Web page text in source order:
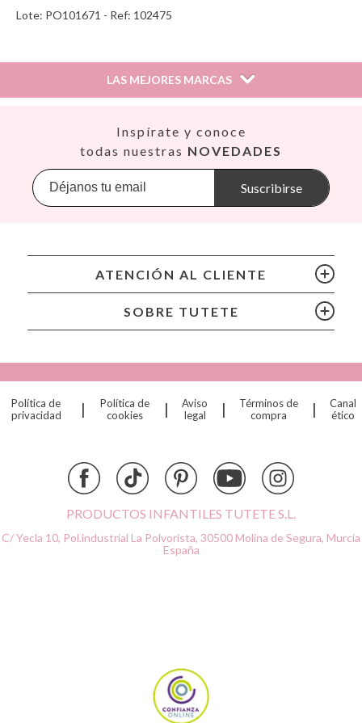
Lote: PO101671 - Ref: 102475
LAS MEJORES MARCAS
Banwood
BIBS
Cristina de Jos'h
Djeco
Inspírate y conoce
todas nuestras NOVEDADES
Suscribirse
ATENCIÓN AL CLIENTE
SOBRE TUTETE
Política de
privacidad
|
Política de
cookies
|
Aviso
legal
|
Términos de
compra
|
Canal
ético
PRODUCTOS INFANTILES TUTETE S.L.
C/ Yecla 10, Pol.industrial La Polvorista, 30500 Molina de Segura, Murcia
España